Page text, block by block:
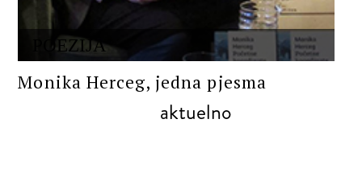
POEZIJA
Monika Herceg, jedna pjesma
aktuelno